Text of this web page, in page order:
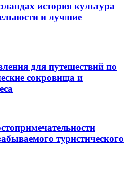
история культура
и лучшие
для путешествий по
сокровища и
туристического